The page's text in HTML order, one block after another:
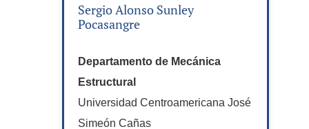
Sergio Alonso Sunley
Pocasangre
Departamento de Mecánica
Estructural
Universidad Centroamericana José
Simeón Cañas